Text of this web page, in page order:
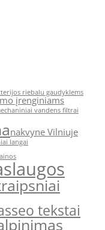
riebalu gaudyklems
įrenginiams
vandens filtrai
nakvyne Vilniuje
langai
seo tekstai